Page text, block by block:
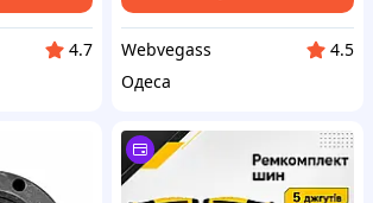
4.7
Webvegass
4.5
Одеса